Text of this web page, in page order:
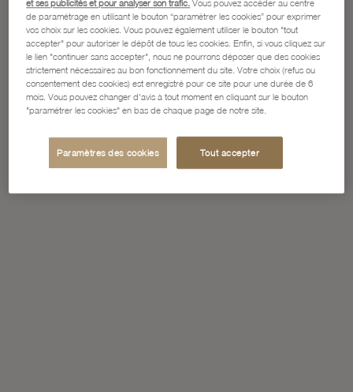
et ses publicités et pour analyser son trafic. Vous pouvez accéder au centre
de paramétrage en utilisant le bouton “paramétrer les cookies” pour exprimer
vos choix sur les cookies. Vous pouvez également utiliser le bouton "tout
accepter" pour autoriser le dépôt de tous les cookies. Enfin, si vous cliquez sur
le lien "continuer sans accepter", nous ne pourrons déposer que des cookies
strictement nécessaires au bon fonctionnement du site. Votre choix (refus ou
consentement des cookies) est enregistré pour ce site pour une durée de 6
mois. Vous pouvez changer d'avis à tout moment en cliquant sur le bouton
"paramétrer les cookies" en bas de chaque page de notre site.
Paramètres des cookies Tout accepter